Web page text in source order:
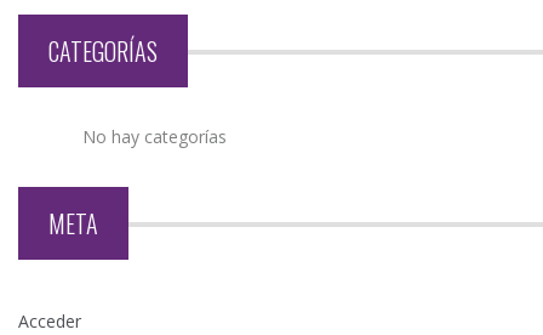
CATEGORÍAS
No hay categorías
META
Acceder